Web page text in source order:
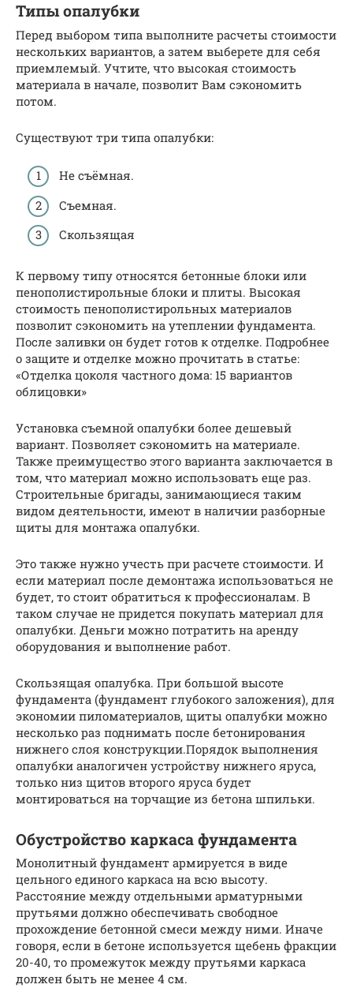
Типы опалубки
Перед выбором типа выполните расчеты стоимости
нескольких вариантов, а затем выберете для себя
приемлемый. Учтите, что высокая стоимость
материала в начале, позволит Вам сэкономить
потом.
Существуют три типа опалубки:
Не съёмная.
Съемная.
Скользящая
К первому типу относятся бетонные блоки или
пенополистирольные блоки и плиты. Высокая
стоимость пенополистирольных материалов
позволит сэкономить на утеплении фундамента.
После заливки он будет готов к отделке. Подробнее
о защите и отделке можно прочитать в статье:
«Отделка цоколя частного дома: 15 вариантов
облицовки»
Установка съемной опалубки более дешевый
вариант. Позволяет сэкономить на материале.
Также преимущество этого варианта заключается в
том, что материал можно использовать еще раз.
Строительные бригады, занимающиеся таким
видом деятельности, имеют в наличии разборные
щиты для монтажа опалубки.
Это также нужно учесть при расчете стоимости. И
если материал после демонтажа использоваться не
будет, то стоит обратиться к профессионалам. В
таком случае не придется покупать материал для
опалубки. Деньги можно потратить на аренду
оборудования и выполнение работ.
Скользящая опалубка. При большой высоте
фундамента (фундамент глубокого заложения), для
экономии пиломатериалов, щиты опалубки можно
несколько раз поднимать после бетонирования
нижнего слоя конструкции.Порядок выполнения
опалубки аналогичен устройству нижнего яруса,
только низ щитов второго яруса будет
монтироваться на торчащие из бетона шпильки.
Обустройство каркаса фундамента
Монолитный фундамент армируется в виде
цельного единого каркаса на всю высоту.
Расстояние между отдельными арматурными
прутьями должно обеспечивать свободное
прохождение бетонной смеси между ними. Иначе
говоря, если в бетоне используется щебень фракции
20-40, то промежуток между прутьями каркаса
должен быть не менее 4 см.